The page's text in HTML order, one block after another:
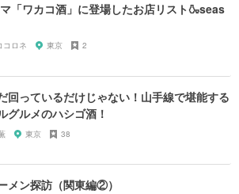
「ワカコ酒」に登場したお店リスト🍶seas
コロネ 東京 2
回っているだけじゃない！山手線で堪能する
グルメのハシゴ酒！
東京 38
メン探訪（関東編②）